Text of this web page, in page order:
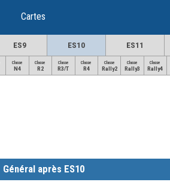
Cartes
ES9 ES10 ES11
Classe
N4
Classe
R2
Classe
R3/T
Classe
R4
Classe
Rally2
Classe
Rally3
Classe
Rally4
Général après ES10